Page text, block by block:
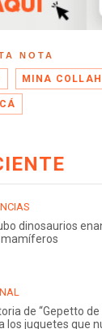
NOTA
MINA
dinosaurios
mamíferos
de “Gepetto
los juguetes que